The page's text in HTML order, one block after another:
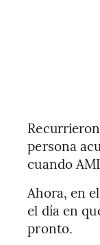
persona
cuando
Ahora, en
el día en
pronto.